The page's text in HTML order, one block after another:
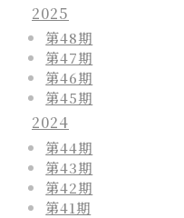
2025
第48期
第47期
第46期
第45期
2024
第44期
第43期
第42期
第41期